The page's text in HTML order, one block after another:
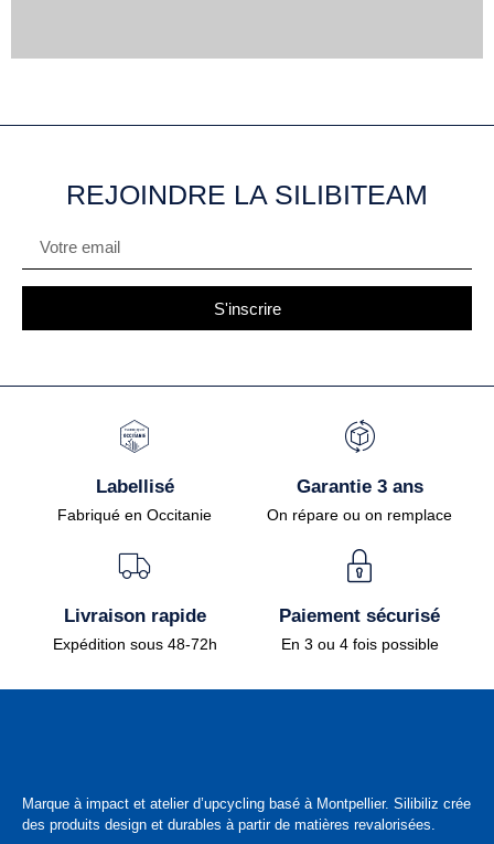
REJOINDRE LA SILIBITEAM
S'inscrire
Labellisé
Fabriqué en Occitanie
Garantie 3 ans
On répare ou on remplace
Livraison rapide
Expédition sous 48-72h
Paiement sécurisé
En 3 ou 4 fois possible
Marque à impact et atelier d’upcycling basé à Montpellier. Silibiliz crée
des produits design et durables à partir de matières revalorisées.